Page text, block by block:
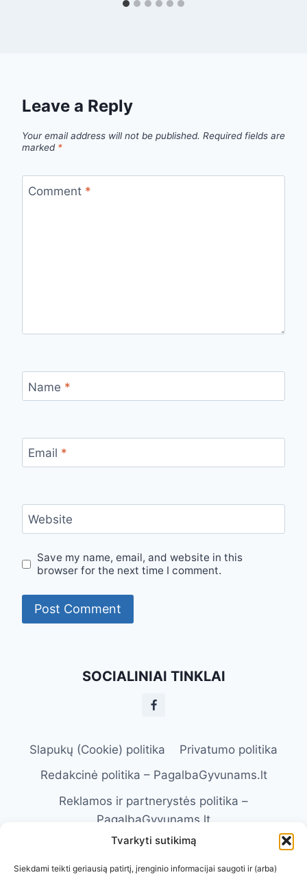
Tvarkyti sutikimą
Siekdami teikti geriausią patirtį, įrenginio informacijai saugoti ir (arba)
Leave a Reply
Your email address will not be published. Required fields are
marked *
Comment *
Name *
Email *
Website
Save my name, email, and website in this
browser for the next time I comment.
SOCIALINIAI TINKLAI
Slapukų (Cookie) politika
Privatumo politika
Redakcinė politika – PagalbaGyvunams.lt
Reklamos ir partnerystės politika –
PagalbaGyvunams.lt
Atsakomybės apribojimas –
PagalbaGyvunams.lt